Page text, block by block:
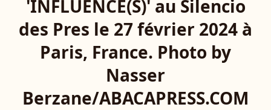
'INFLUENCE(S)' au Silencio
des Pres le 27 février 2024 à
Paris, France. Photo by
Nasser
Berzane/ABACAPRESS.COM